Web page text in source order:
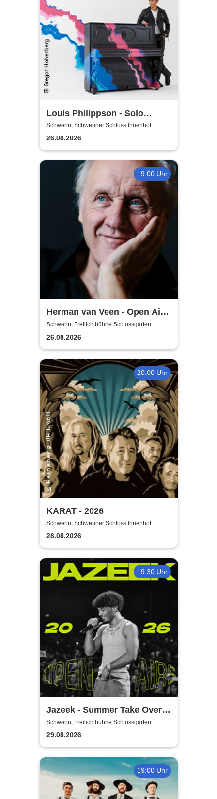
Louis Philippson - Solo
Konzerte 2026
Schwerin, Schweriner Schloss Innenhof
26.08.2026
19:00 Uhr
Herman van Veen - Open Air
2026
Schwerin, Freilichtbühne Schlossgarten
26.08.2026
20:00 Uhr
KARAT - 2026
Schwerin, Schweriner Schloss Innenhof
28.08.2026
19:30 Uhr
Jazeek - Summer Take Over
2026
Schwerin, Freilichtbühne Schlossgarten
29.08.2026
19:00 Uhr